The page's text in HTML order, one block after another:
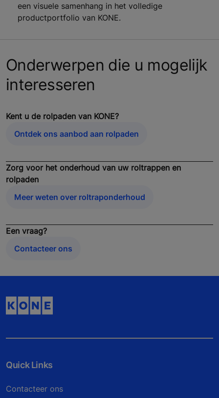
een visuele samenhang in het volledige
productportfolio van KONE.
Onderwerpen die u mogelijk
interesseren
Kent u de rolpaden van KONE?
Ontdek ons aanbod aan rolpaden
Zorg voor het onderhoud van uw roltrappen en
rolpaden
Meer weten over roltraponderhoud
Een vraag?
Contacteer ons
Quick Links
Contacteer ons